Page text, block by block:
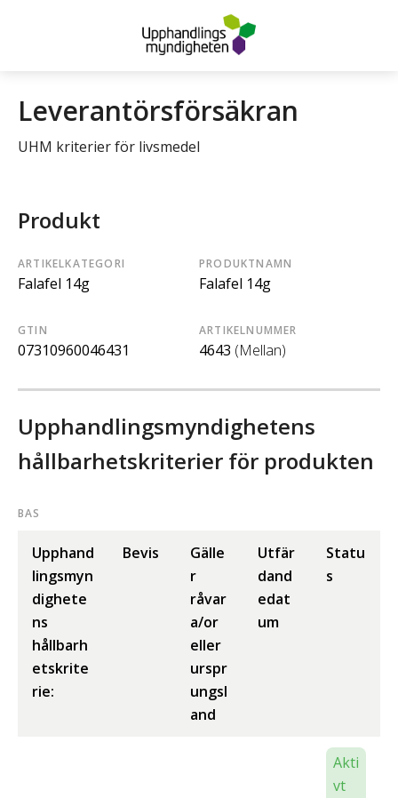
Leverantörsförsäkran
UHM kriterier för livsmedel
Produkt
ARTIKELKATEGORI
Falafel 14g
PRODUKTNAMN
Falafel 14g
GTIN
07310960046431
ARTIKELNUMMER
4643 (Mellan)
Upphandlingsmyndighetens
hållbarhetskriterier för produkten
BAS
Upphand
lingsmyn
dighete
ns
hållbarh
etskrite
rie:
Bevis
Gälle
r
råvar
a/or
eller
urspr
ungsl
and
Utfär
dand
edat
um
Statu
s
Akti
vt